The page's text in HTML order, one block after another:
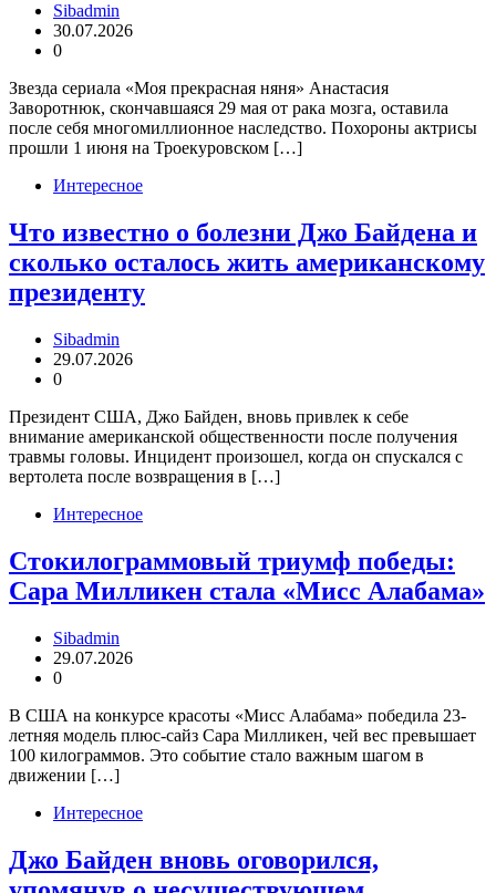
Sibadmin
30.07.2026
0
Звезда сериала «Моя прекрасная няня» Анастасия
Заворотнюк, скончавшаяся 29 мая от рака мозга, оставила
после себя многомиллионное наследство. Похороны актрисы
прошли 1 июня на Троекуровском […]
Интересное
Что известно о болезни Джо Байдена и
сколько осталось жить американскому
президенту
Sibadmin
29.07.2026
0
Президент США, Джо Байден, вновь привлек к себе
внимание американской общественности после получения
травмы головы. Инцидент произошел, когда он спускался с
вертолета после возвращения в […]
Интересное
Стокилограммовый триумф победы:
Сара Милликен стала «Мисс Алабама»
Sibadmin
29.07.2026
0
В США на конкурсе красоты «Мисс Алабама» победила 23-
летняя модель плюс-сайз Сара Милликен, чей вес превышает
100 килограммов. Это событие стало важным шагом в
движении […]
Интересное
Джо Байден вновь оговорился,